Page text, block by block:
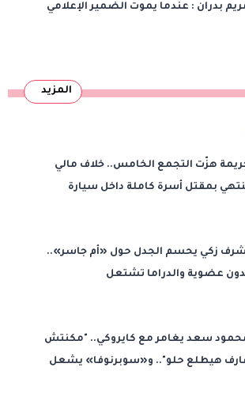
بدران : عندما يموت الضمير الإعلامي
المزيد
هزّت التجمع الخامس.. خلاف مالي
بمقتل أسرة كاملة داخل سيارة
زكي يحسم الجدل حول «أم جاسر»..
عضوية والدراما تشتعل
سعد يغامر مع كايروكي.. "مكنتش
هيطلع حلو".. و«سوبرنوفا» يشعل